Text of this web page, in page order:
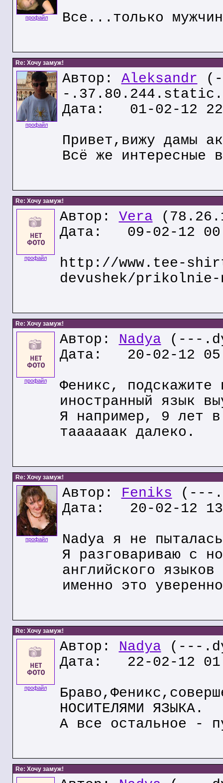
профайл
Все...только
Re: Хочу замуж!
профайл
Автор: Aleksandr
-
Дата: 01-02-12
Привет,вижу дамы
Всё же интересные
Re: Хочу замуж!
профайл
Автор: Vera
Дата: 09-02-12
http://www.tee-
devushek/prikolnie-
Re: Хочу замуж!
профайл
Автор: Nadya (---
Дата: 20-02-12
Феникс, подскажите
иностранный язык
Я например, 9 лет в
таааааак далеко.
Re: Хочу замуж!
профайл
Автор: Feniks (---
Дата: 20-02-12
Nadya я не
Я разговариваю с
английского языков
именно это
Re: Хочу замуж!
профайл
Автор: Nadya (---
Дата: 22-02-12
НОСИТЕЛЯМИ ЯЗЫКА.
А все остальное -
Re: Хочу замуж!